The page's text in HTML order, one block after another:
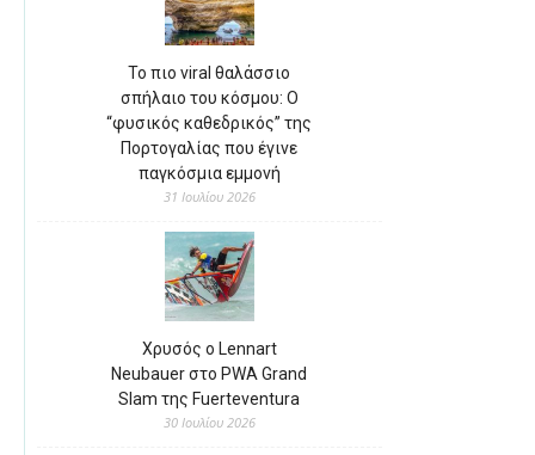
Το πιο viral θαλάσσιο
σπήλαιο του κόσμου: Ο
“φυσικός καθεδρικός” της
Πορτογαλίας που έγινε
παγκόσμια εμμονή
31 Ιουλίου 2026
Χρυσός ο Lennart
Neubauer στο PWA Grand
Slam της Fuerteventura
30 Ιουλίου 2026